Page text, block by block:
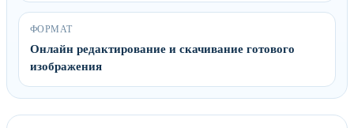
ФОРМАТ
Онлайн редактирование и скачивание готового
изображения